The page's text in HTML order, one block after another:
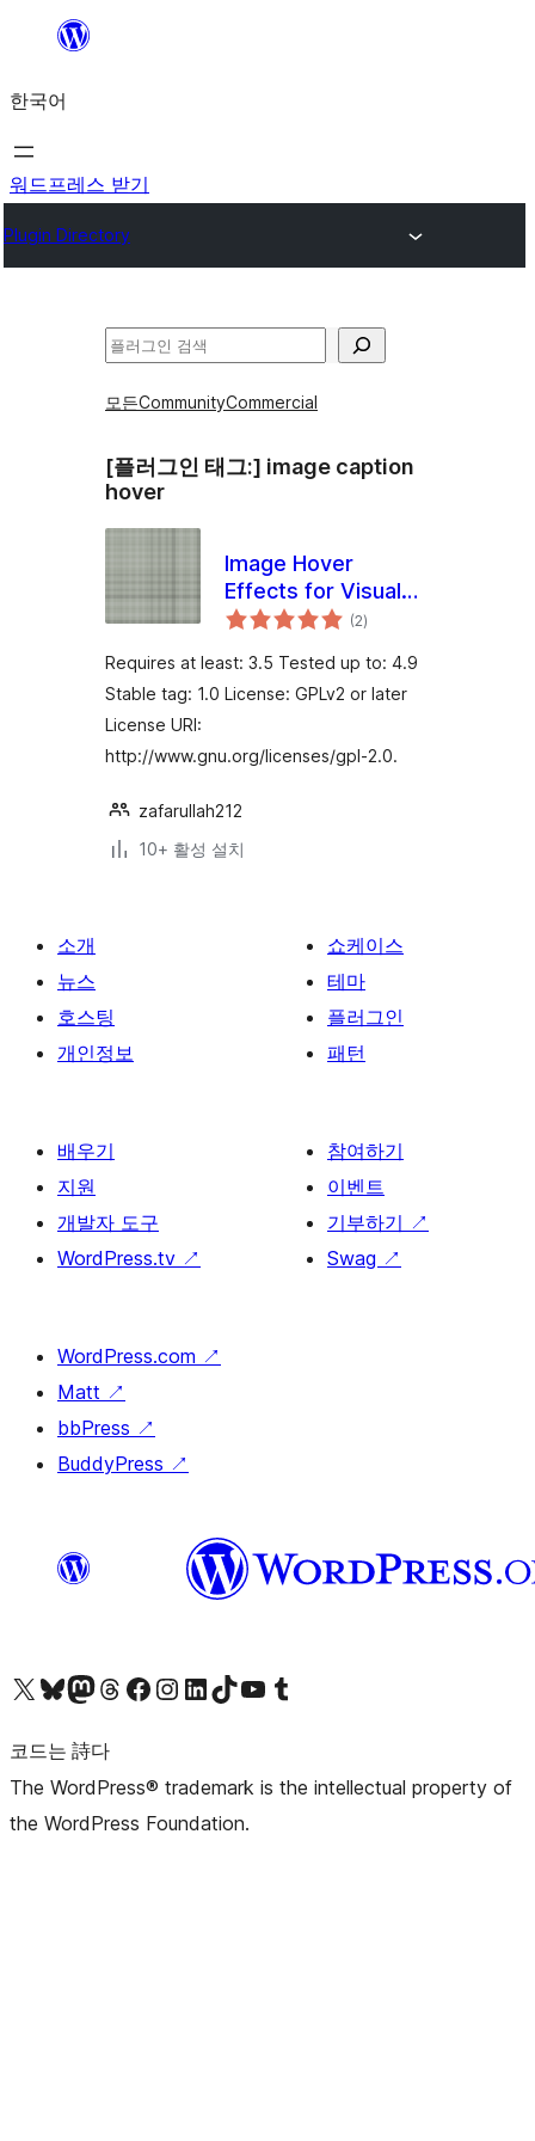
츠
로
바
가
한국어
워드프레스 받기
Plugin Directory
검
모든CommunityCommercial
[플러그인 태그:] image caption
hover
Image Hover
Effects for Visual
Composer
(2전
체
점
)
Requires at least: 3.5 Tested up to: 4.9
Stable tag: 1.0 License: GPLv2 or later
License URI:
http://www.gnu.org/licenses/gpl-2.0.
zafarullah212
10+ 활성 설치
소개
뉴스
호스팅
개인정보
쇼케이스
테마
플러그인
패턴
배우기
지원
개발자 도구
WordPress.tv ↗
참여하기
이벤트
기부하기 ↗
Swag ↗
WordPress.com ↗
Matt ↗
bbPress ↗
BuddyPress ↗
X(이전 트위터) 계정 방문하기블루스카이 계정 방문하기마스토돈 계정 방문하기스레드 계정 방문하기 페이스북 페이지 방문하기인스타그램 계정 방문하기 LinkedIn 계정 방문하기틱톡 계정 방문하기유튜브 채널 방문하기 텀블러 계정 방문하기
코드는 詩다
The WordPress® trademark is the intellectual property of
the WordPress Foundation.